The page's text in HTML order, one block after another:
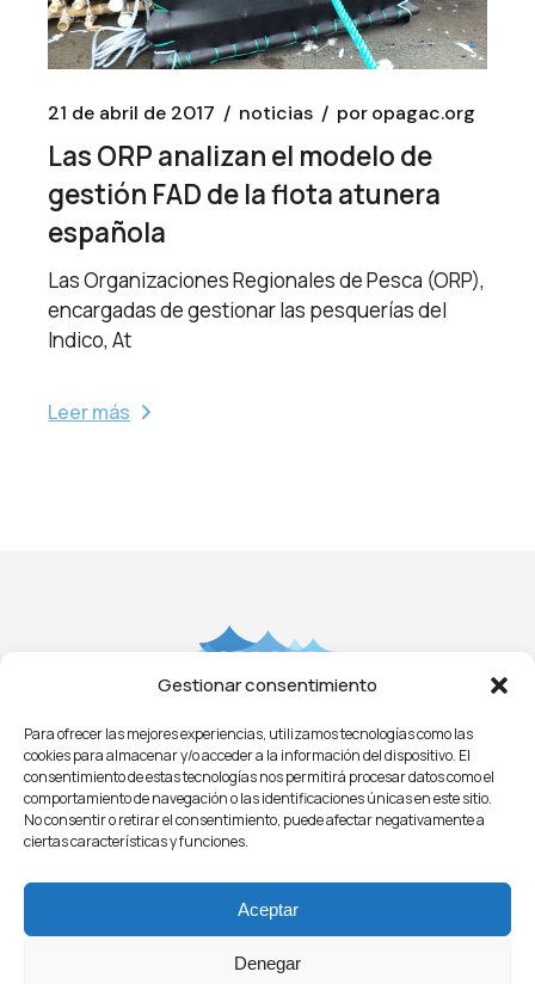
Gestionar consentimiento
Para ofrecer las mejores experiencias, utilizamos tecnologías como las
cookies para almacenar y/o acceder a la información del dispositivo. El
consentimiento de estas tecnologías nos permitirá procesar datos como el
comportamiento de navegación o las identificaciones únicas en este sitio.
No consentir o retirar el consentimiento, puede afectar negativamente a
ciertas características y funciones.
Aceptar
Denegar
21 de abril de 2017 noticias poropagac.org
Las ORP analizan el modelo de
gestión FAD de la flota atunera
española
Las Organizaciones Regionales de Pesca (ORP),
encargadas de gestionar las pesquerías del
Indico, At
Leer más
Aviso LegalPrivacidadCookiesCondiciones
LicitacionesㅤㅤNoticias
© 2021 - O.P.A.G.A.C.